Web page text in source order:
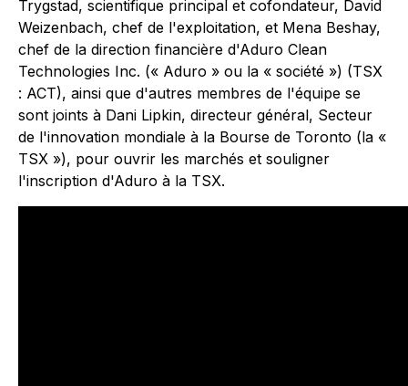
Trygstad, scientifique principal et cofondateur, David
Weizenbach, chef de l'exploitation, et Mena Beshay,
chef de la direction financière d'Aduro Clean
Technologies Inc. (« Aduro » ou la « société ») (TSX
: ACT), ainsi que d'autres membres de l'équipe se
sont joints à Dani Lipkin, directeur général, Secteur
de l'innovation mondiale à la Bourse de Toronto (la «
TSX »), pour ouvrir les marchés et souligner
l'inscription d'Aduro à la TSX.